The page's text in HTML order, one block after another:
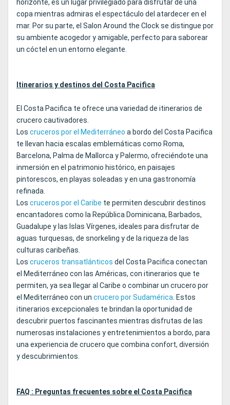
horizonte, es un lugar privilegiado para disfrutar de una
copa mientras admiras el espectáculo del atardecer en el
mar. Por su parte, el Salon Around the Clock se distingue por
su ambiente acogedor y amigable, perfecto para saborear
un cóctel en un entorno elegante.
Itinerarios y destinos del Costa Pacifica
El Costa Pacifica te ofrece una variedad de itinerarios de
crucero cautivadores.
Los cruceros por el Mediterráneo a bordo del Costa Pacifica
te llevan hacia escalas emblemáticas como Roma,
Barcelona, Palma de Mallorca y Palermo, ofreciéndote una
inmersión en el patrimonio histórico, en paisajes
pintorescos, en playas soleadas y en una gastronomía
refinada.
Los cruceros por el Caribe te permiten descubrir destinos
encantadores como la República Dominicana, Barbados,
Guadalupe y las Islas Vírgenes, ideales para disfrutar de
aguas turquesas, de snorkeling y de la riqueza de las
culturas caribeñas.
Los cruceros transatlánticos del Costa Pacifica conectan
el Mediterráneo con las Américas, con itinerarios que te
permiten, ya sea llegar al Caribe o combinar un crucero por
el Mediterráneo con un crucero por Sudamérica. Estos
itinerarios excepcionales te brindan la oportunidad de
descubrir puertos fascinantes mientras disfrutas de las
numerosas instalaciones y entretenimientos a bordo, para
una experiencia de crucero que combina confort, diversión
y descubrimientos.
FAQ : Preguntas frecuentes sobre el Costa Pacifica